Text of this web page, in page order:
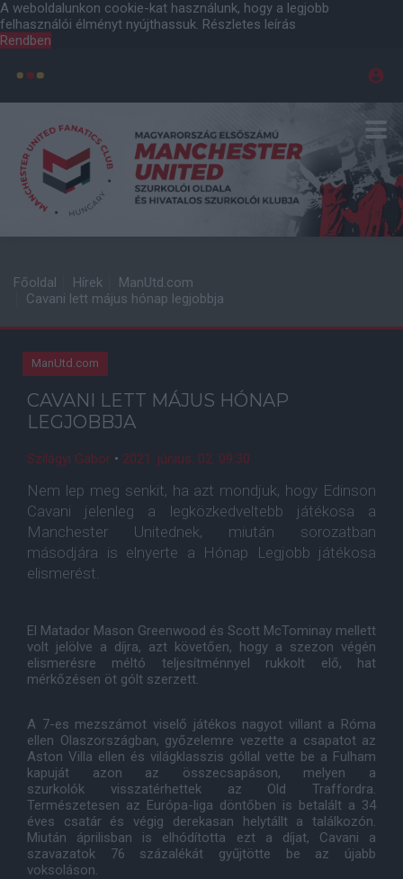
A weboldalunkon cookie-kat használunk, hogy a legjobb
felhasználói élményt nyújthassuk. Részletes leírás
Rendben
Főoldal Hírek
ManUtd.com
Cavani lett május hónap legjobbja
ManUtd.com
CAVANI LETT MÁJUS HÓNAP
LEGJOBBJA
Szilágyi Gábor • 2021. június. 02. 09:30
Nem lep meg senkit, ha azt mondjuk, hogy Edinson
Cavani jelenleg a legközkedveltebb játékosa a
Manchester Unitednek, miután sorozatban
másodjára is elnyerte a Hónap Legjobb játékosa
elismerést.
El Matador Mason Greenwood és Scott McTominay mellett
volt jelölve a díjra, azt követően, hogy a szezon végén
elismerésre méltó teljesítménnyel rukkolt elő, hat
mérkőzésen öt gólt szerzett.
A 7-es mezszámot viselő játékos nagyot villant a Róma
ellen Olaszországban, győzelemre vezette a csapatot az
Aston Villa ellen és világklasszis góllal vette be a Fulham
kapuját azon az összecsapáson, melyen a
szurkolók visszatérhettek az Old Traffordra.
Természetesen az Európa-liga döntőben is betalált a 34
éves csatár és végig derekasan helytállt a találkozón.
Miután áprilisban is elhódította ezt a díjat, Cavani a
szavazatok 76 százalékát gyűjtötte be az újabb
voksoláson.